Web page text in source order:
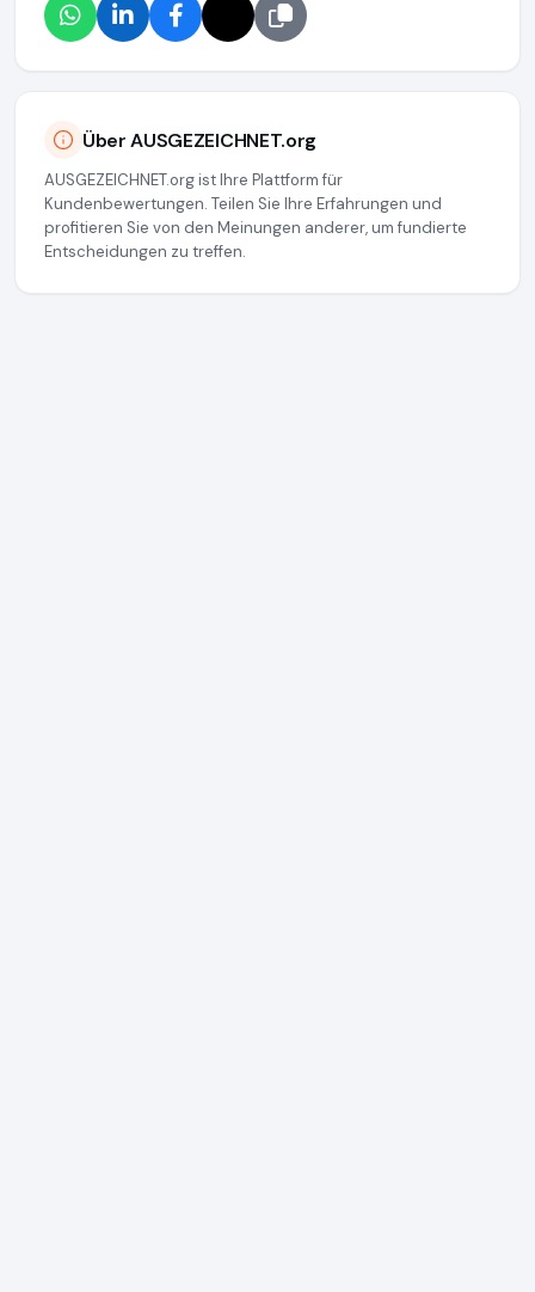
Über AUSGEZEICHNET.org
AUSGEZEICHNET.org ist Ihre Plattform für
Kundenbewertungen. Teilen Sie Ihre Erfahrungen und
profitieren Sie von den Meinungen anderer, um fundierte
Entscheidungen zu treffen.